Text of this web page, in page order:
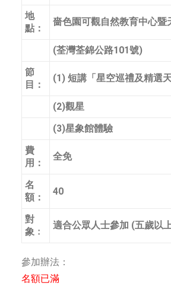
地
點：
嗇色園可觀自然教育中心暨
(荃灣荃錦公路101號)
節
目：
(1) 短講「星空巡禮及精選天
(2)觀星
(3)星象館體驗
費
用：
全免
名
額：
40
對
象﹕
適合公眾人士參加 (五歲以
參加辦法：
名額已滿